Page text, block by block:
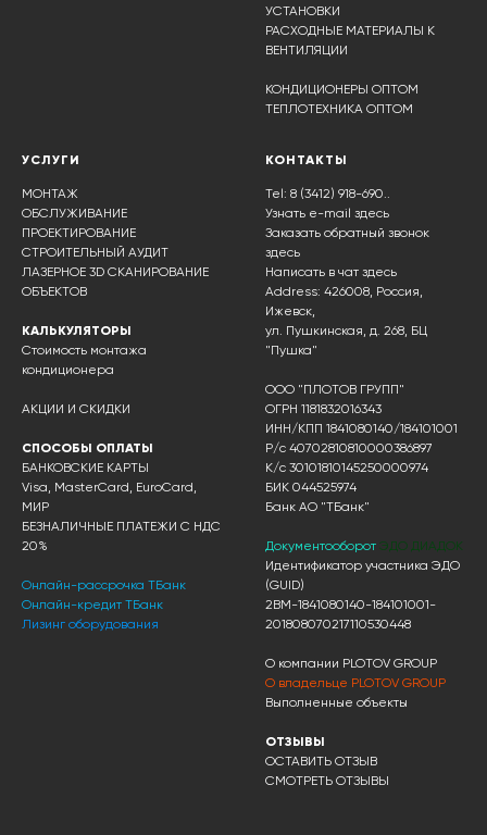
УСТАНОВКИ
РАСХОДНЫЕ МАТЕРИАЛЫ К
ВЕНТИЛЯЦИИ
КОНДИЦИОНЕРЫ ОПТОМ
ТЕПЛОТЕХНИКА ОПТОМ
УСЛУГИ
МОНТАЖ
ОБСЛУЖИВАНИЕ
ПРОЕКТИРОВАНИЕ
СТРОИТЕЛЬНЫЙ АУДИТ
ЛАЗЕРНОЕ 3D СКАНИРОВАНИЕ
ОБЪЕКТОВ
КАЛЬКУЛЯТОРЫ
Стоимость монтажа
кондиционера
АКЦИИ И СКИДКИ
СПОСОБЫ ОПЛАТЫ
БАНКОВСКИЕ КАРТЫ
Visa, MasterCard, EuroCard,
МИР
БЕЗНАЛИЧНЫЕ ПЛАТЕЖИ С НДС
20%
Онлайн-рассрочка ТБанк
Онлайн-кредит ТБанк
Лизинг оборудования
КОНТАКТЫ
Tel: 8 (3412) 918-690..
Узнать e-mail здесь
Заказать обратный звонок
здесь
Написать в чат здесь
Address: 426008, Россия,
Ижевск,
ул. Пушкинская, д. 268, БЦ
"Пушка"
ООО "ПЛОТОВ ГРУПП"
ОГРН 1181832016343
ИНН/КПП 1841080140/184101001
Р/с 40702810810000386897
К/с 30101810145250000974
БИК 044525974
Банк АО "ТБанк"
Документооборот ЭДО ДИАДОК
Идентификатор участника ЭДО
(GUID)
2BM-1841080140-184101001-
201808070217110530448
О компании PLOTOV GROUP
О владельце PLOTOV GROUP
Выполненные объекты
ОТЗЫВЫ
ОСТАВИТЬ ОТЗЫВ
СМОТРЕТЬ ОТЗЫВЫ